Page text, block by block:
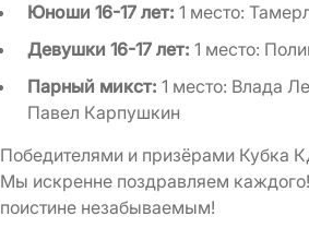
Юноши 16-17 лет: 1 место:
Девушки 16-17 лет: 1 место:
Парный микст: 1 место: Влада
Павел Карпушкин
Победителями и призёрами Кубка
Мы искренне поздравляем
поистине незабываемым!